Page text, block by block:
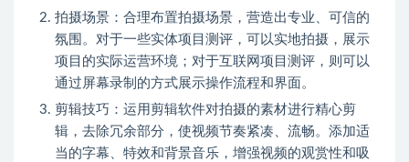
拍摄场景：合理布置拍摄场景，营造出专业、可信的
氛围。对于一些实体项目测评，可以实地拍摄，展示
项目的实际运营环境；对于互联网项目测评，则可以
通过屏幕录制的方式展示操作流程和界面。
剪辑技巧：运用剪辑软件对拍摄的素材进行精心剪
辑，去除冗余部分，使视频节奏紧凑、流畅。添加适
当的字幕、特效和背景音乐，增强视频的观赏性和吸